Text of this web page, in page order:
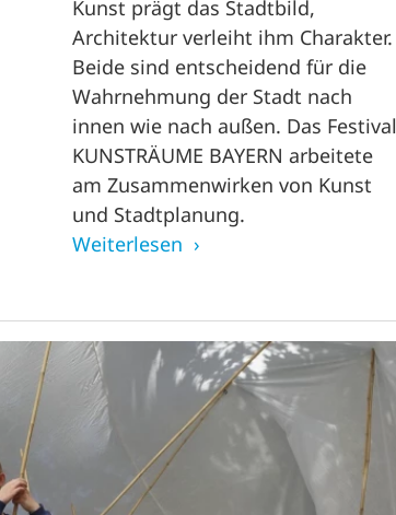
Kunst prägt das Stadtbild,
Architektur verleiht ihm Charakter.
Beide sind entscheidend für die
Wahrnehmung der Stadt nach
innen wie nach außen. Das Festival
KUNSTRÄUME BAYERN arbeitete
am Zusammenwirken von Kunst
und Stadtplanung.
Weiterlesen